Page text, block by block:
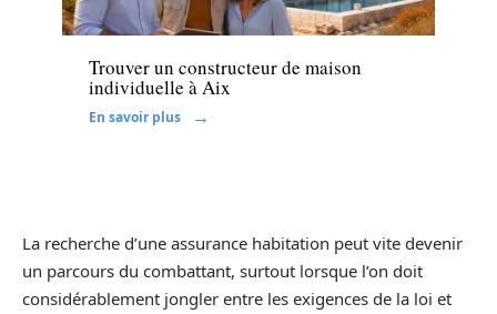
Rénover
Trouver un constructeur de maison
individuelle à Aix
En savoir plus
La recherche d’une assurance habitation peut vite devenir
un parcours du combattant, surtout lorsque l’on doit
considérablement jongler entre les exigences de la loi et